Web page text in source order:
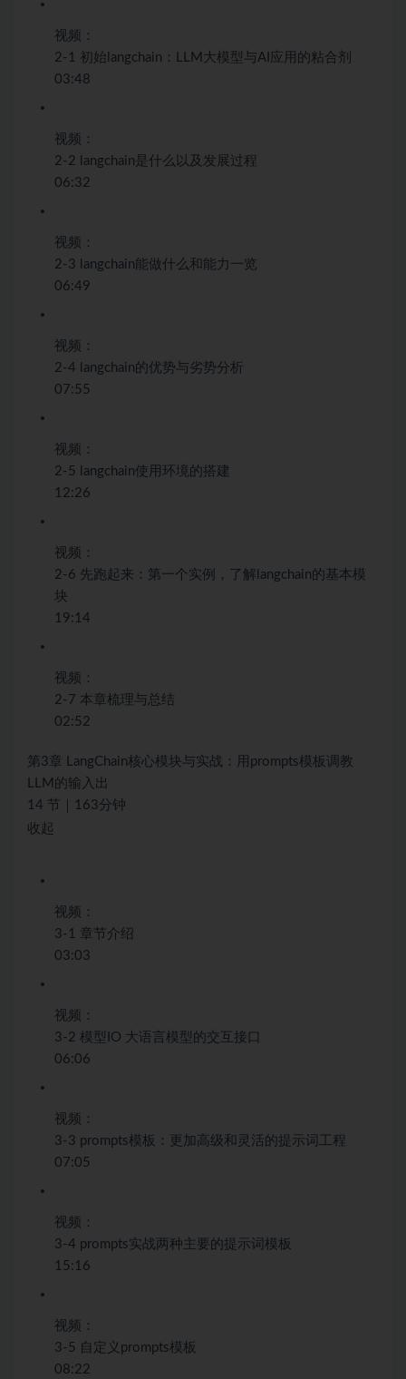
视频：
2-1 初始langchain：LLM大模型与AI应用的粘合剂
03:48
视频：
2-2 langchain是什么以及发展过程
06:32
视频：
2-3 langchain能做什么和能力一览
06:49
视频：
2-4 langchain的优势与劣势分析
07:55
视频：
2-5 langchain使用环境的搭建
12:26
视频：
2-6 先跑起来：第一个实例，了解langchain的基本模
块
19:14
视频：
2-7 本章梳理与总结
02:52
第3章 LangChain核心模块与实战：用prompts模板调教
LLM的输入出
14 节｜163分钟
收起
视频：
3-1 章节介绍
03:03
视频：
3-2 模型IO 大语言模型的交互接口
06:06
视频：
3-3 prompts模板：更加高级和灵活的提示词工程
07:05
视频：
3-4 prompts实战两种主要的提示词模板
15:16
视频：
3-5 自定义prompts模板
08:22